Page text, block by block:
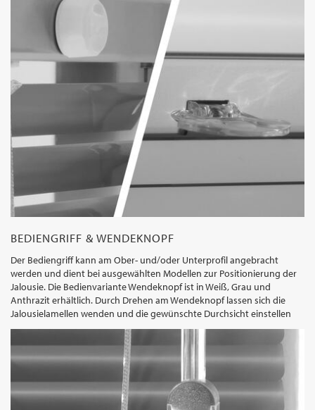
BEDIENGRIFF & WENDEKNOPF
Der Bediengriff kann am Ober- und/oder Unterprofil angebracht
werden und dient bei ausgewählten Modellen zur Positionierung der
Jalousie. Die Bedienvariante Wendeknopf ist in Weiß, Grau und
Anthrazit erhältlich. Durch Drehen am Wendeknopf lassen sich die
Jalousielamellen wenden und die gewünschte Durchsicht einstellen